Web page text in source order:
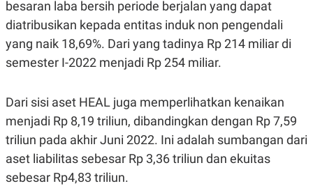
C
A
D
M
Y
L
E
A
E
.
I
L
A
N
G
G
A
N
A
K
I
N
E
R
J
A
E
besaran laba bersih periode berjalan yang dapat
diatribusikan kepada entitas induk non pengendali
yang naik 18,69%. Dari yang tadinya Rp 214 miliar di
semester I-2022 menjadi Rp 254 miliar.
Dari sisi aset HEAL juga memperlihatkan kenaikan
menjadi Rp 8,19 triliun, dibandingkan dengan Rp 7,59
triliun pada akhir Juni 2022. Ini adalah sumbangan dari
aset liabilitas sebesar Rp 3,36 triliun dan ekuitas
sebesar Rp4,83 triliun.